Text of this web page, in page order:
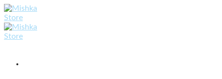
Skip
to
content